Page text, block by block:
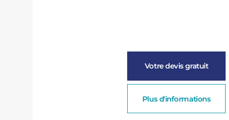
Votre devis gratuit
Plus d'informations